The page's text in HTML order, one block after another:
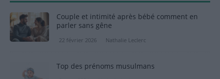
Couple et intimité après bébé comment en
parler sans gêne
22 février 2026 Nathalie Leclerc
Top des prénoms musulmans